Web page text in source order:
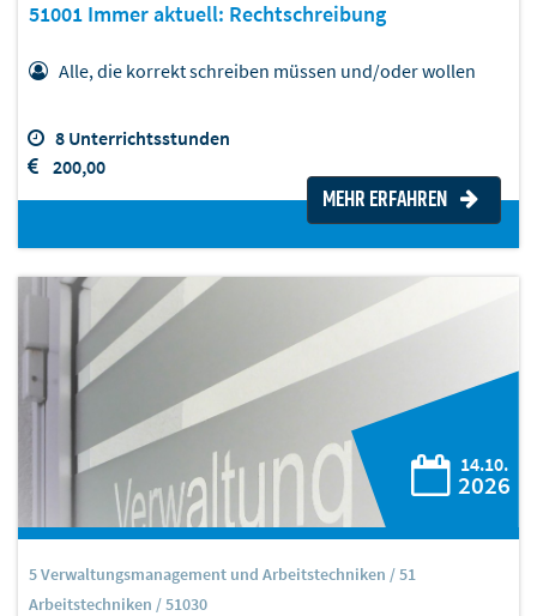
51001 Immer aktuell: Rechtschreibung
Alle, die korrekt schreiben müssen und/oder wollen
8 Unterrichtsstunden
200,00
MEHR ERFAHREN
14.10.
2026
5 Verwaltungsmanagement und Arbeitstechniken / 51
Arbeitstechniken / 51030